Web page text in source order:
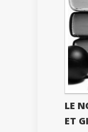
LE
ET